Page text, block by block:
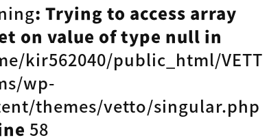
: Trying to access array
on value of type null in
kir562040/public_html/VETT
wp-
themes/vetto/singular.php
58